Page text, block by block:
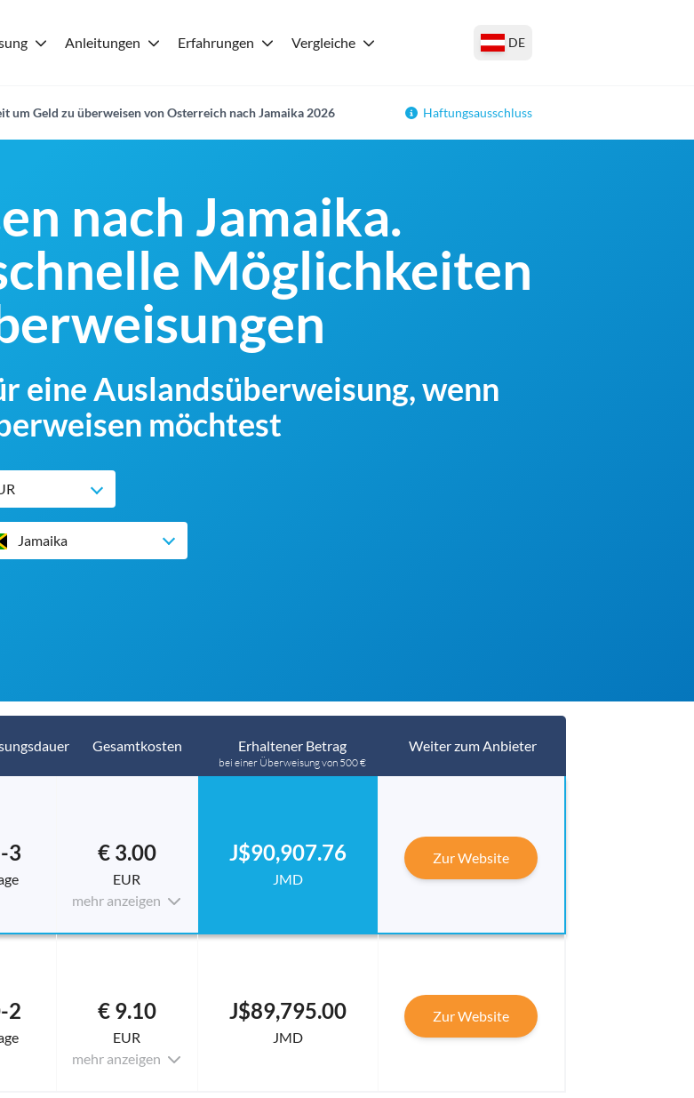
Anleitungen Erfahrungen Vergleiche DE
um Geld zu überweisen von Osterreich nach Jamaika 2026 Haftungsausschluss
nach Jamaika.
Möglichkeiten
eine Auslandsüberweisung, wenn
möchtest
Jamaika
Gesamtkosten Erhaltener Betrag
bei einer Überweisung von 500 €
Weiter zum Anbieter
3 € 3.00
EUR
mehr anzeigen
J$90,907.76
JMD
Zur Website
2 € 9.10
EUR
mehr anzeigen
J$89,795.00
JMD
Zur Website